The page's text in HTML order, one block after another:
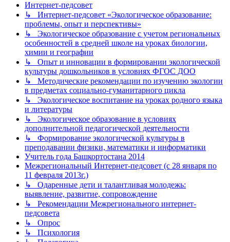
Интернет-педсовет
↳ Интернет-педсовет «Экологическое образование:
проблемы, опыт и перспективы»
↳ Экологическое образование с учетом региональных
особенностей в средней школе на уроках биологии,
химии и географии
↳ Опыт и инновации в формировании экологической
культуры дошкольников в условиях ФГОС ДОО
↳ Методические рекомендации по изучению экологии
в предметах социально-гуманитарного цикла
↳ Экологическое воспитание на уроках родного языка
и литературы
↳ Экологическое образование в условиях
дополнительной педагогической деятельности
↳ Формирование экологической культуры в
преподавании физики, математики и информатики
Учитель года Башкортостана 2014
Межрегиональный Интернет-педсовет (с 28 января по
11 февраля 2013г.)
↳ Одаренные дети и талантливая молодежь:
выявление, развитие, сопровождение
↳ Рекомендации Межрегионального интернет-
педсовета
↳ Опрос
↳ Психология